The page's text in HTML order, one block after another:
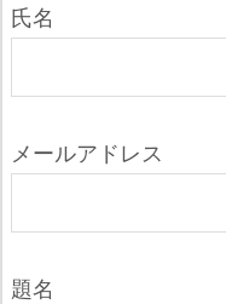
氏名
メールアドレス
題名